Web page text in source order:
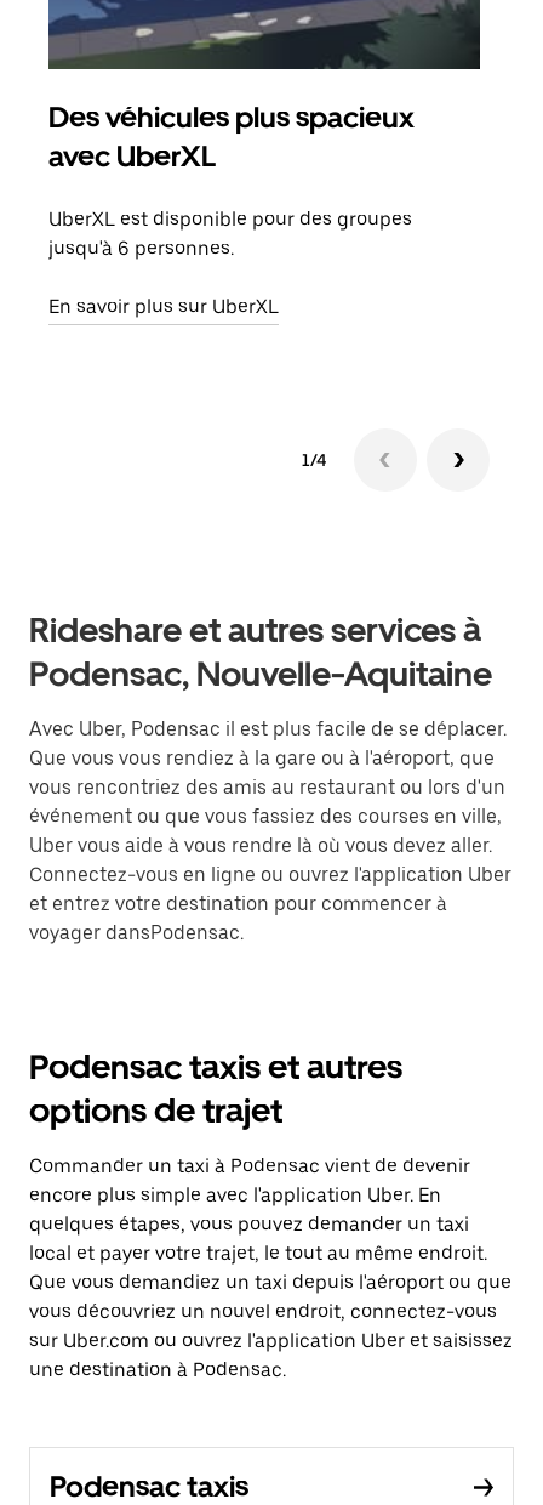
Des véhicules plus spacieux
avec UberXL
UberXL est disponible pour des groupes
jusqu'à 6 personnes.
En savoir plus sur UberXL
1/4
Rideshare et autres services à
Podensac, Nouvelle-Aquitaine
Avec Uber, Podensac il est plus facile de se déplacer.
Que vous vous rendiez à la gare ou à l'aéroport, que
vous rencontriez des amis au restaurant ou lors d'un
événement ou que vous fassiez des courses en ville,
Uber vous aide à vous rendre là où vous devez aller.
Connectez-vous en ligne ou ouvrez l'application Uber
et entrez votre destination pour commencer à
voyager dansPodensac.
Podensac taxis et autres
options de trajet
Commander un taxi à Podensac vient de devenir
encore plus simple avec l'application Uber. En
quelques étapes, vous pouvez demander un taxi
local et payer votre trajet, le tout au même endroit.
Que vous demandiez un taxi depuis l'aéroport ou que
vous découvriez un nouvel endroit, connectez-vous
sur Uber.com ou ouvrez l'application Uber et saisissez
une destination à Podensac.
Podensac taxis